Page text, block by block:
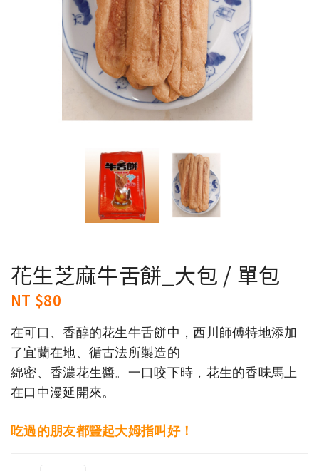
花生芝麻牛舌餅_大包 / 單包
NT $80
在可口、香醇的花生牛舌餅中，西川師傅特地添加
了宜蘭在地、循古法所製造的
綿密、香濃花生醬。一口咬下時，花生的香味馬上
在口中漫延開來。
吃過的朋友都豎起大姆指叫好！